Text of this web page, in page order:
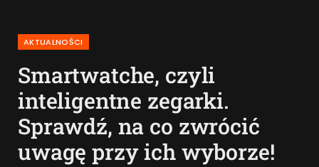
AKTUALNOŚCI
Smartwatche, czyli
inteligentne zegarki.
Sprawdź, na co zwrócić
uwagę przy ich wyborze!